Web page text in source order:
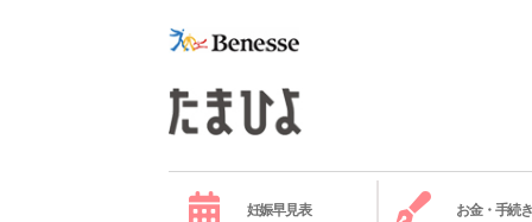
妊娠早見表 お金・手続き